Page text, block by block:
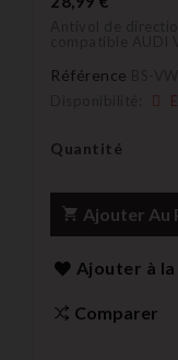
Référence
Quantité
Ajouter Au
Ajouter à
Comparer